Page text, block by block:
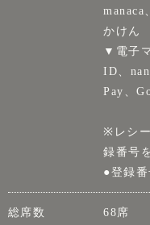
manaca
かけん
▼電子
ID、
Pay、
※レシ
録番号
●登録
総席数
68席